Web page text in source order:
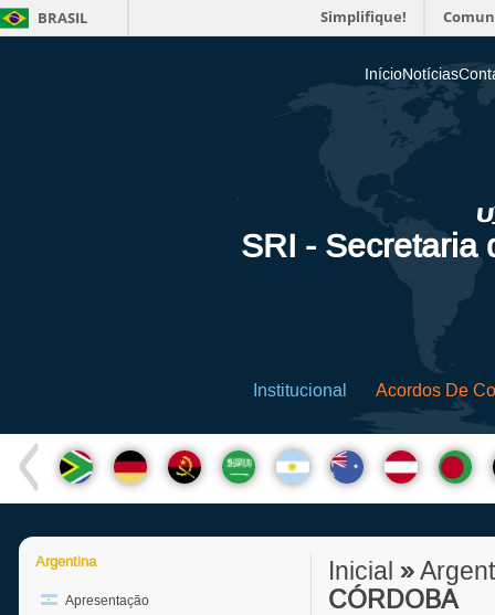
BRASIL Simplifique!
InícioNotícias
SRI - Secretaria
Institucional Acordos De
Argentina
Apresentação
Inicial »
CÓRDOBA